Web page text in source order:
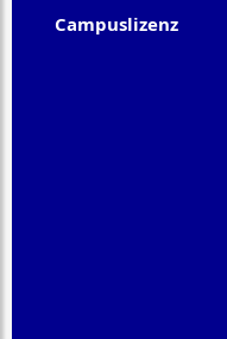
Campuslizenz